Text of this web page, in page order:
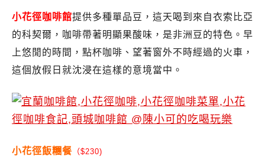
小花徑咖啡館提供多種單品豆，這天喝到來自衣索比亞
的科契爾，咖啡帶著明顯果酸味，是非洲豆的特色。早
上悠閒的時間，點杯咖啡、望著窗外不時經過的火車，
這個放假日就沈浸在這樣的意境當中。
小花徑飯糰餐 （$230)